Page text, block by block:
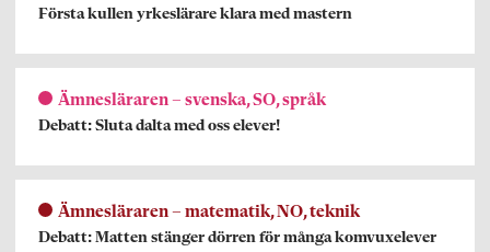
Första kullen yrkeslärare klara med mastern
Ämnesläraren – svenska, SO, språk
Debatt: Sluta dalta med oss elever!
Ämnesläraren – matematik, NO, teknik
Debatt: Matten stänger dörren för många komvuxelever